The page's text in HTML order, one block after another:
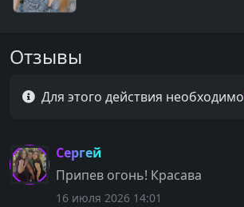
Отзывы
Для этого действия необходимо
Сергей
Припев огонь! Красава
16 июля 2026 14:01